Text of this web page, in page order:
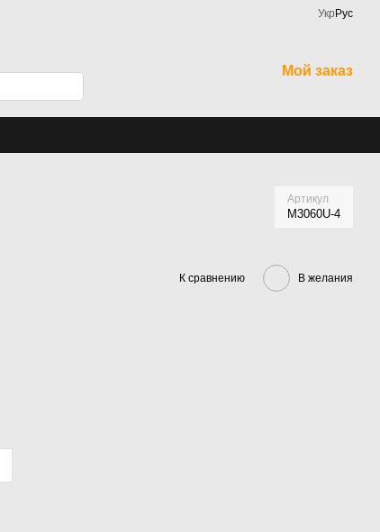
Укр Рус
Мой заказ
Артикул
M3060U-4
К сравнению В желания